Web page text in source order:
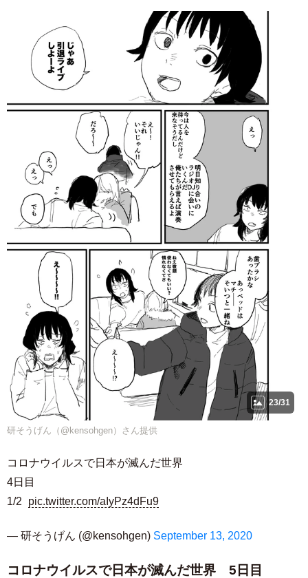
23/31
研そうげん（@kensohgen）さん提供
コロナウイルスで日本が滅んだ世界
4日目
1/2
pic.twitter.com/aIyPz4dFu9
— 研そうげん (@kensohgen) September 13, 2020
コロナウイルスで日本が滅んだ世界 5日目